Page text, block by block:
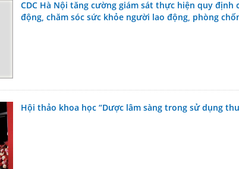
CDC Hà Nội tăng cường giám sát thực hiện quy định
động, chăm sóc sức khỏe người lao động, phòng
Hội thảo khoa học “Dược lâm sàng trong sử dụng